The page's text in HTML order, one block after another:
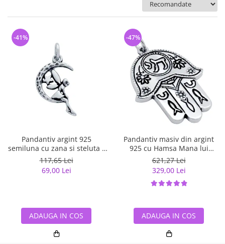
Pandantiv argint 925
semiluna cu zana si steluta -
Be Fantastic PSX0560
117,65 Lei
69,00 Lei
-41%
ADAUGA IN COS
Pandantiv masiv din argint
925 cu Hamsa Mana lui
Fatima
621,27 Lei
329,00 Lei
-47%
ADAUGA IN COS